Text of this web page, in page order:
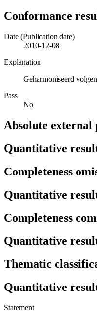
Conformance
Date (Publication date)
2010-12-08
Explanation
Geharmoniseerd
Pass
No
Absolute external
Quantitative
Completeness
Quantitative
Completeness
Quantitative
Thematic
Quantitative
Statement